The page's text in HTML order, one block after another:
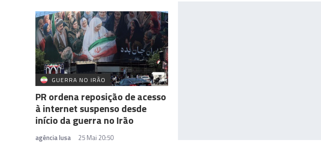
GUERRA NO IRÃO
PR ordena reposição de acesso
à internet suspenso desde
início da guerra no Irão
agência lusa 25 Mai 20:50